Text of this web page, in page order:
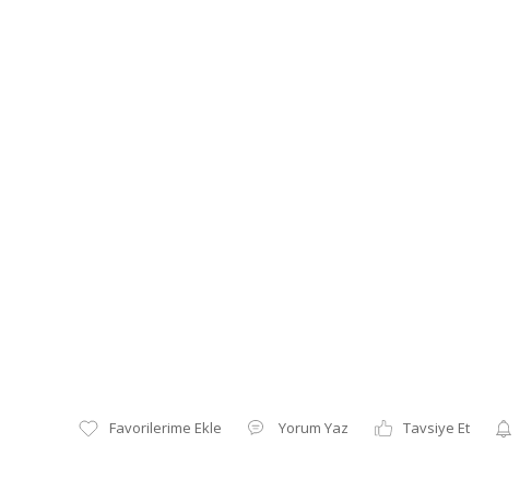
Yorum Yaz Tavsiye Et